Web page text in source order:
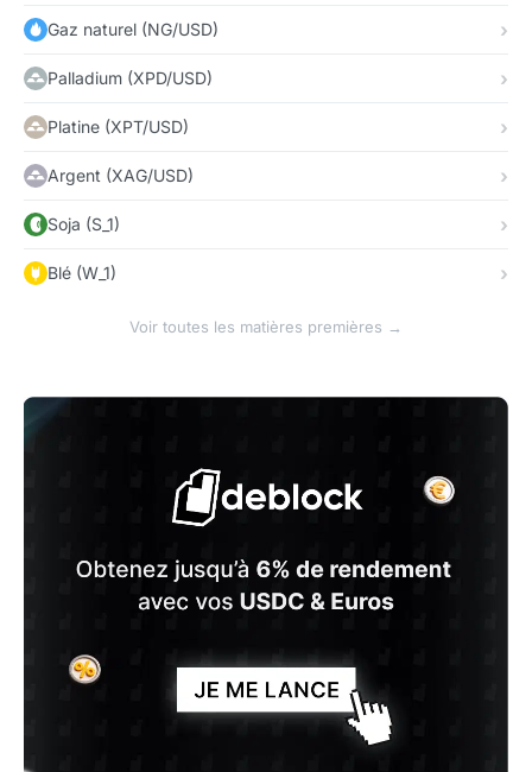
Gaz naturel (NG/USD)
Palladium (XPD/USD)
Platine (XPT/USD)
Argent (XAG/USD)
Soja (S_1)
Blé (W_1)
Voir toutes les matières premières →